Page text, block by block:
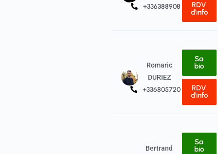
+33638890834
RDV
d'info
Romaric
DURIEZ
+33680572058
Sa
bio
RDV
d'info
Bertrand
Sa
bio